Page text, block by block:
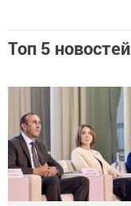
Топ 5 новостей